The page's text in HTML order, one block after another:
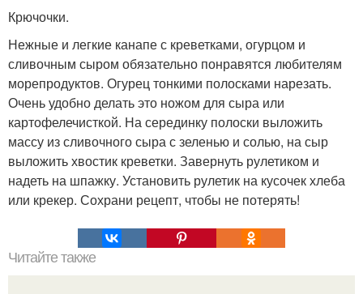
Крючочки.
Нежные и легкие канапе с креветками, огурцом и
сливочным сыром обязательно понравятся любителям
морепродуктов. Огурец тонкими полосками нарезать.
Очень удобно делать это ножом для сыра или
картофелечисткой. На серединку полоски выложить
массу из сливочного сыра с зеленью и солью, на сыр
выложить хвостик креветки. Завернуть рулетиком и
надеть на шпажку. Установить рулетик на кусочек хлеба
или крекер. Сохрани рецепт, чтобы не потерять!
Читайте также